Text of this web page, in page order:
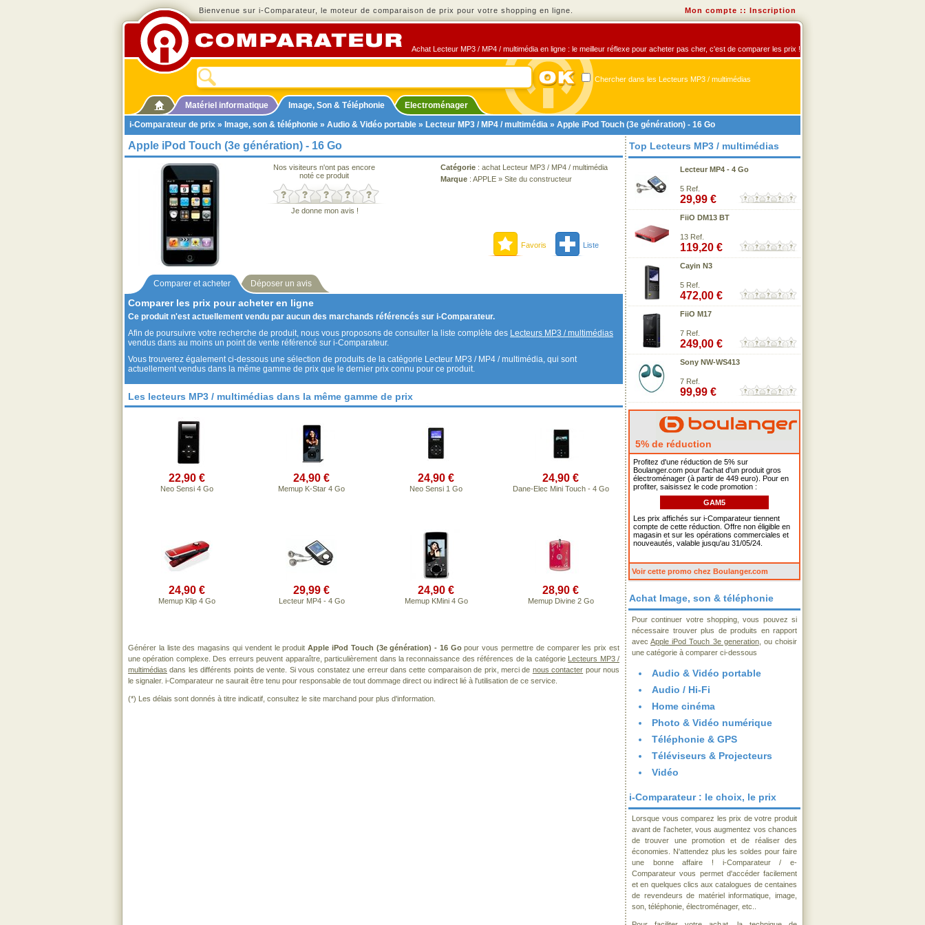
Bienvenue sur i-Comparateur, le moteur de comparaison de prix pour votre shopping en ligne. Mon compte :: Inscription
Achat Lecteur MP3 / MP4 / multimédia en ligne : le meilleur réflexe pour acheter pas cher, c'est de comparer les prix !
Chercher dans les Lecteurs MP3 / multimédias
Matériel informatique Image, Son & Téléphonie
Electroménager
i-Comparateur de prix » Image, son & téléphonie » Audio & Vidéo portable » Lecteur MP3 / MP4 / multimédia » Apple iPod Touch (3e génération) - 16 Go
Apple iPod Touch (3e génération) - 16 Go
Nos visiteurs n'ont pas encore
noté ce produit
Je donne mon avis !
Catégorie : achat Lecteur MP3 / MP4 / multimédia
Marque : APPLE » Site du constructeur
Favoris Liste
Comparer et acheter Déposer un avis
Comparer les prix pour acheter en ligne
Ce produit n'est actuellement vendu par aucun des marchands référencés sur i-Comparateur.
Afin de poursuivre votre recherche de produit, nous vous proposons de consulter la liste complète des Lecteurs MP3 / multimédias
vendus dans au moins un point de vente référencé sur i-Comparateur.
Vous trouverez également ci-dessous une sélection de produits de la catégorie Lecteur MP3 / MP4 / multimédia, qui sont
actuellement vendus dans la même gamme de prix que le dernier prix connu pour ce produit.
Les lecteurs MP3 / multimédias dans la même gamme de prix
22,90 €
Neo Sensi 4 Go
24,90 €
Memup K-Star 4 Go
24,90 €
Neo Sensi 1 Go
24,90 €
Dane-Elec Mini Touch - 4 Go
24,90 €
Memup Klip 4 Go
29,99 €
Lecteur MP4 - 4 Go
24,90 €
Memup KMini 4 Go
28,90 €
Memup Divine 2 Go
Générer la liste des magasins qui vendent le produitApple iPod Touch (3e génération) - 16 Gopour vous permettre de comparer les prix est
une opération complexe. Des erreurs peuvent apparaître, particulièrement dans la reconnaissance des références de la catégorie Lecteurs MP3 /
multimédias dans les différents points de vente. Si vous constatez une erreur dans cette comparaison de prix, merci de nous contacter pour nous
le signaler. i-Comparateur ne saurait être tenu pour responsable de tout dommage direct ou indirect lié à l'utilisation de ce service.
(*) Les délais sont donnés à titre indicatif, consultez le site marchand pour plus d'information.
Top Lecteurs MP3 / multimédias
Lecteur MP4 - 4 Go
5 Ref.
29,99 €
FiiO DM13 BT
13 Ref.
119,20 €
Cayin N3
5 Ref.
472,00 €
FiiO M17
7 Ref.
249,00 €
Sony NW-WS413
7 Ref.
99,99 €
5% de réduction
Profitez d'une réduction de 5% sur
Boulanger.com pour l'achat d'un produit gros
électroménager (à partir de 449 euro). Pour en
profiter, saisissez le code promotion :
GAM5
Les prix affichés sur i-Comparateur tiennent
compte de cette réduction. Offre non éligible en
magasin et sur les opérations commerciales et
nouveautés, valable jusqu'au 31/05/24.
Voir cette promo chez Boulanger.com
Achat Image, son & téléphonie
Pour continuer votre shopping, vous pouvez si
nécessaire trouver plus de produits en rapport
avecApple iPod Touch 3e generation, ou choisir
une catégorie à comparer ci-dessous
Audio & Vidéo portable
Audio / Hi-Fi
Home cinéma
Photo & Vidéo numérique
Téléphonie & GPS
Téléviseurs & Projecteurs
Vidéo
i-Comparateur : le choix, le prix
Lorsque vous comparez les prix de votre produit
avant de l'acheter, vous augmentez vos chances
de trouver une promotion et de réaliser des
économies. N'attendez plus les soldes pour faire
une bonne affaire ! i-Comparateur / e-
Comparateur vous permet d'accéder facilement
et en quelques clics aux catalogues de centaines
de revendeurs de matériel informatique, image,
son, téléphonie, électroménager, etc..